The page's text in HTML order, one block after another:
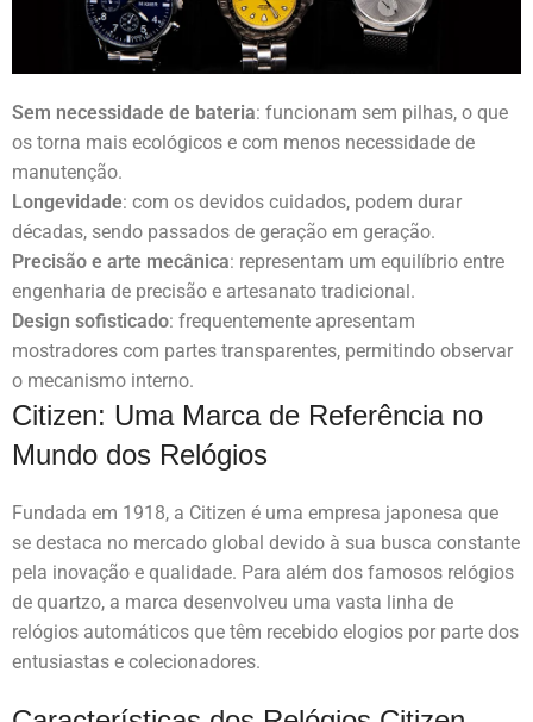
Sem necessidade de bateria: funcionam sem pilhas, o que
os torna mais ecológicos e com menos necessidade de
manutenção.
Longevidade: com os devidos cuidados, podem durar
décadas, sendo passados de geração em geração.
Precisão e arte mecânica: representam um equilíbrio entre
engenharia de precisão e artesanato tradicional.
Design sofisticado: frequentemente apresentam
mostradores com partes transparentes, permitindo observar
o mecanismo interno.
Citizen: Uma Marca de Referência no
Mundo dos Relógios
Fundada em 1918, a Citizen é uma empresa japonesa que
se destaca no mercado global devido à sua busca constante
pela inovação e qualidade. Para além dos famosos relógios
de quartzo, a marca desenvolveu uma vasta linha de
relógios automáticos que têm recebido elogios por parte dos
entusiastas e colecionadores.